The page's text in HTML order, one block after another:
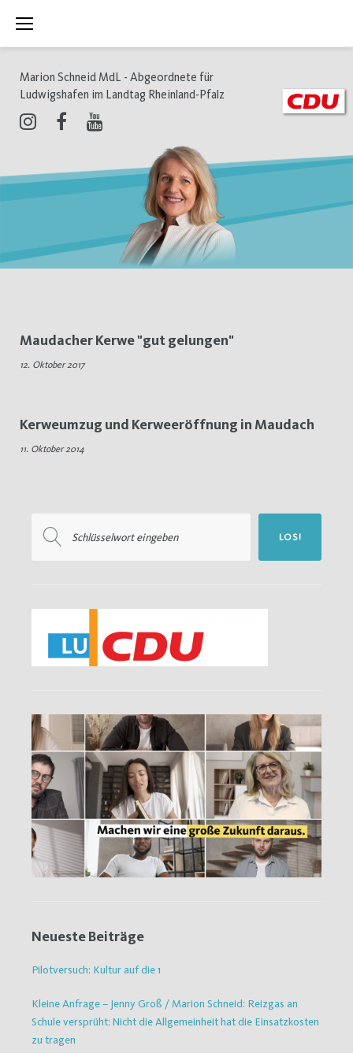
Inhalt
Marion Schneid MdL - Abgeordnete für
Ludwigshafen im Landtag Rheinland-Pfalz
Schlagwort:
Umzug
Maudacher Kerwe "gut gelungen"
12. Oktober 2017
Kerweumzug und Kerweeröffnung in Maudach
11. Oktober 2014
nach:
LOS!
Neueste Beiträge
Pilotversuch: Kultur auf die 1
Kleine Anfrage – Jenny Groß / Marion Schneid: Reizgas an
Schule versprüht: Nicht die Allgemeinheit hat die Einsatzkosten
zu tragen